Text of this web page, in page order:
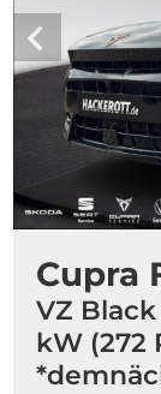
Cupra
VZ Black
kW (272